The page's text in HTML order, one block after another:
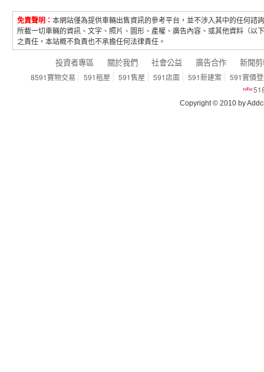
免責聲明： 本網站僅為提供車輛出售資訊的參考平台，並不涉入其中的任何
所載一切車輛的資訊、文字、照片、圖形、產權、廣告內容、或其他資料（
之責任，本站概不負責也不承擔任何法律責任。
投資者專區 關於我們 社會公益 廣告合作 新聞
8591寶物交易 591租屋 591售屋 591店面 591新建案
591實價
Copyright © 2010 by